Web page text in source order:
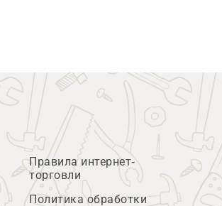
Правила интернет-
торговли
Политика обработки